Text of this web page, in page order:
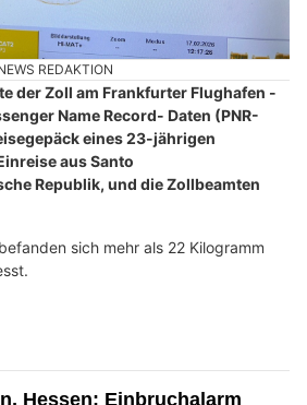
REDAKTION
der Zoll am Frankfurter Flughafen -
Name Record- Daten (PNR-
eines 23-jährigen
aus Santo
Republik, und die Zollbeamten
sich mehr als 22 Kilogramm
Hessen: Einbruchalarm